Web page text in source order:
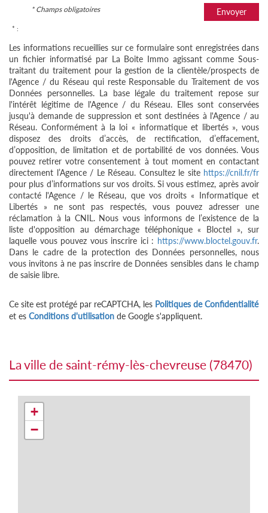
Envoyer
* Champs obligatoires
* :
Les informations recueillies sur ce formulaire sont enregistrées dans
un fichier informatisé par La Boite Immo agissant comme Sous-
traitant du traitement pour la gestion de la clientèle/prospects de
l'Agence / du Réseau qui reste Responsable du Traitement de vos
Données personnelles. La base légale du traitement repose sur
l'intérêt légitime de l'Agence / du Réseau. Elles sont conservées
jusqu'à demande de suppression et sont destinées à l'Agence / au
Réseau. Conformément à la loi « informatique et libertés », vous
disposez des droits d’accès, de rectification, d’effacement,
d’opposition, de limitation et de portabilité de vos données. Vous
pouvez retirer votre consentement à tout moment en contactant
directement l’Agence / Le Réseau. Consultez le site https://cnil.fr/fr
pour plus d’informations sur vos droits. Si vous estimez, après avoir
contacté l'Agence / le Réseau, que vos droits « Informatique et
Libertés » ne sont pas respectés, vous pouvez adresser une
réclamation à la CNIL. Nous vous informons de l’existence de la
liste d'opposition au démarchage téléphonique « Bloctel », sur
laquelle vous pouvez vous inscrire ici : https://www.bloctel.gouv.fr.
Dans le cadre de la protection des Données personnelles, nous
vous invitons à ne pas inscrire de Données sensibles dans le champ
de saisie libre.
Ce site est protégé par reCAPTCHA, les Politiques de Confidentialité
et es Conditions d'utilisation de Google s'appliquent.
la ville de saint-rémy-lès-chevreuse (78470)
+
−